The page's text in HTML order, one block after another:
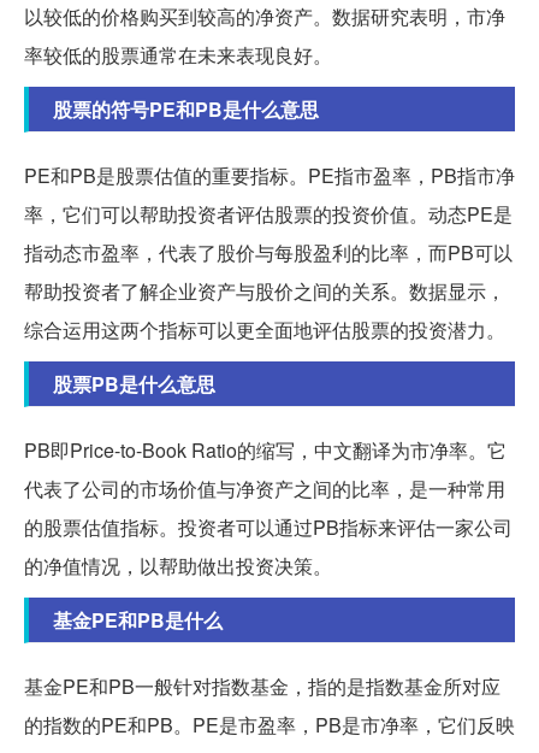
以较低的价格购买到较高的净资产。数据研究表明，市净
率较低的股票通常在未来表现良好。
股票的符号PE和PB是什么意思
PE和PB是股票估值的重要指标。PE指市盈率，PB指市净
率，它们可以帮助投资者评估股票的投资价值。动态PE是
指动态市盈率，代表了股价与每股盈利的比率，而PB可以
帮助投资者了解企业资产与股价之间的关系。数据显示，
综合运用这两个指标可以更全面地评估股票的投资潜力。
股票PB是什么意思
PB即Price-to-Book Ratio的缩写，中文翻译为市净率。它
代表了公司的市场价值与净资产之间的比率，是一种常用
的股票估值指标。投资者可以通过PB指标来评估一家公司
的净值情况，以帮助做出投资决策。
基金PE和PB是什么
基金PE和PB一般针对指数基金，指的是指数基金所对应
的指数的PE和PB。PE是市盈率，PB是市净率，它们反映